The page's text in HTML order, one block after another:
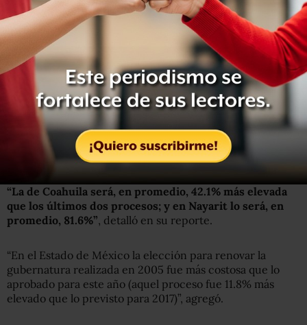
Nayarit tendrá el sufragio per cápita más caro, con 222
pesos, siendo que el promedio en los cuatro estados será
203 pesos.
Se dispara el costo de las elecciones
locales en Coahuila y Nayarit
Integralia indicó que las elecciones de Coahuila y Nayarit
serán —en términos reales— las más costosas con relación
a los procesos electorales de 2005 y 2011.
“La de Coahuila será, en promedio, 42.1% más elevada
que los últimos dos procesos; y en Nayarit lo será, en
promedio, 81.6%” , detalló en su reporte.
“En el Estado de México la elección para renovar la
gubernatura realizada en 2005 fue más costosa que lo
aprobado para este año (aquel proceso fue 11.8% más
elevado que lo previsto para 2017)”, agregó.